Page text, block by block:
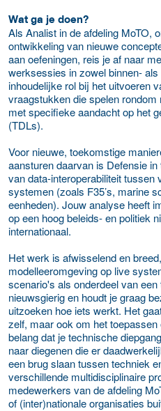
Wat ga je doen?
Als Analist in de afdeling MoTO,
ontwikkeling van nieuwe
aan oefeningen, reis je af naar
werksessies in zowel binnen-
inhoudelijke rol bij het uitvoeren
vraagstukken die spelen rondom
met specifieke aandacht op het
(TDLs).
Voor nieuwe, toekomstige
aansturen daarvan is Defensie
van data-interoperabiliteit tussen
systemen (zoals F35’s, marine
eenheden). Jouw analyse heeft
op een hoog beleids- en politiek
internationaal.
Het werk is afwisselend en
modelleeromgeving op live
scenario's als onderdeel van
nieuwsgierig en houdt je graag
uitzoeken hoe iets werkt. Het
zelf, maar ook om het
belang dat je technische
naar diegenen die er
een brug slaan tussen techniek
verschillende multidisciplinaire
medewerkers van de afdeling
of (inter)nationale organisaties